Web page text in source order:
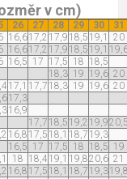
v cm)
26 27 28 29 30
31
16,617,2 17,9 18,5 19,1
20
16,617,2 17,9 18,5 19,1
16,5 17 17,5 18 18,5
18,3 19 19,6 20
17,1 17,7 18,3 19 19,6 20
17,3
16,9
17,7 18,5 19,2 19,9
16,8 17,5 18,1 18,7 19,3
16,5 17 17,5 18 18,5 19
18 18,4 19,1 19,820,6 21
16,8 17,5 18,1 18,7 19,3